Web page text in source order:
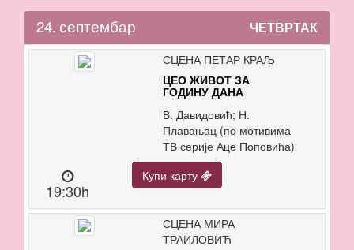
24. септембар ЧЕТВРТАК
СЦЕНА ПЕТАР КРАЉ
ЦЕО ЖИВОТ ЗА
ГОДИНУ ДАНА
В. Давидовић; Н.
Плавањац (по мотивима
ТВ серије Аце Поповића)
19:30h
Купи карту
СЦЕНА МИРА
ТРАИЛОВИЋ